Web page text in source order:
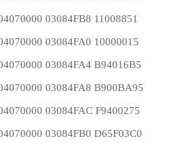
03084FB8 11008851
03084FA0 10000015
03084FA4 B94016B5
03084FA8 B900BA95
03084FAC F9400275
03084FB0 D65F03C0